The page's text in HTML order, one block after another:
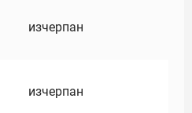
изчерпан
изчерпан